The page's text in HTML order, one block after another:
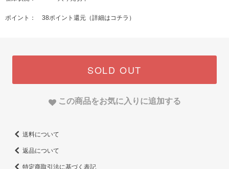
ポイント： 38ポイント還元（詳細はコチラ ）
SOLD OUT
この商品をお気に入りに追加する
送料について
返品について
特定商取引法に基づく表記